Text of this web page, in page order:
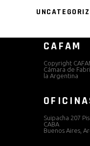
CAFAM
Copyright
Cámara de
la Argentina
Suipacha 207
CABA
Buenos Aires,